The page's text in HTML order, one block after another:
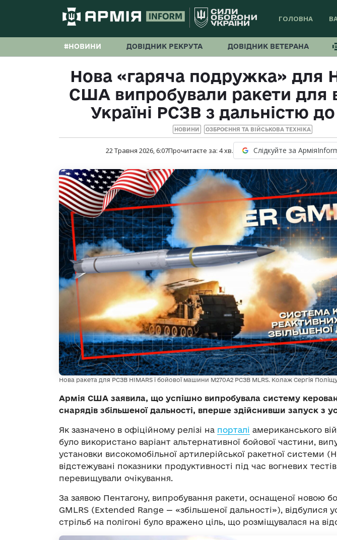
ГОЛОВНА
#НОВИНИ ДОВІДНИК РЕКРУТА ДОВІДНИК ВЕТЕРАНА
Нова «гаряча подружка» для
США випробували ракети для
Україні РСЗВ з дальністю
НОВИНИ ОЗБРОЄННЯ ТА ВІЙСЬКОВА ТЕХНІКА
22 Травня 2026, 6:07Прочитаєте за: 4хв. Слідкуйте за
Нова ракета для РСЗВ HIMARS і бойової машини M270A2 РСЗВ MLRS. Колаж Сергія
Армія США заявила, що успішно випробувала систему
снарядів збільшеної дальності, вперше здійснивши запуск з
Як зазначено в офіційному релізі на порталі американського
було використано варіант альтернативної бойової частини,
установки високомобільної артилерійської ракетної системи
відстежувані показники продуктивності під час вогневих
перевищували очікування.
За заявою Пентагону, випробування ракети, оснащеної новою
GMLRS (Extended Range — «збільшеної дальності»), відбулися
стрільб на полігоні було вражено ціль, що розміщувалася на